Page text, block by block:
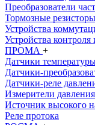
Преобразователи
Тормозные резисторы
Устройства
Устройства
ПРОМА +
Датчики
Датчики-
Датчики-реле
Измерители
Источник высокого
Реле протока